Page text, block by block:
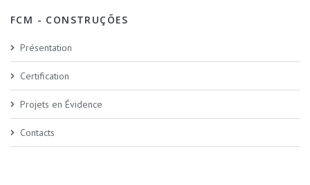
FCM - CONSTRUÇÕES
Présentation
Certification
Projets en Évidence
Contacts